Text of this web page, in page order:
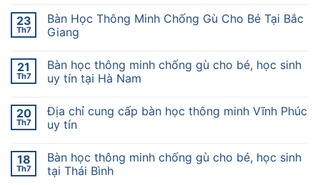
sinh
23
Th7
Bàn Học Thông Minh Chống Gù Cho Bé Tại Bắc
Giang
21
Th7
Bàn học thông minh chống gù cho bé, học sinh
uy tín tại Hà Nam
20
Th7
Địa chỉ cung cấp bàn học thông minh Vĩnh Phúc
uy tín
18
Th7
Bàn học thông minh chống gù cho bé, học sinh
tại Thái Bình